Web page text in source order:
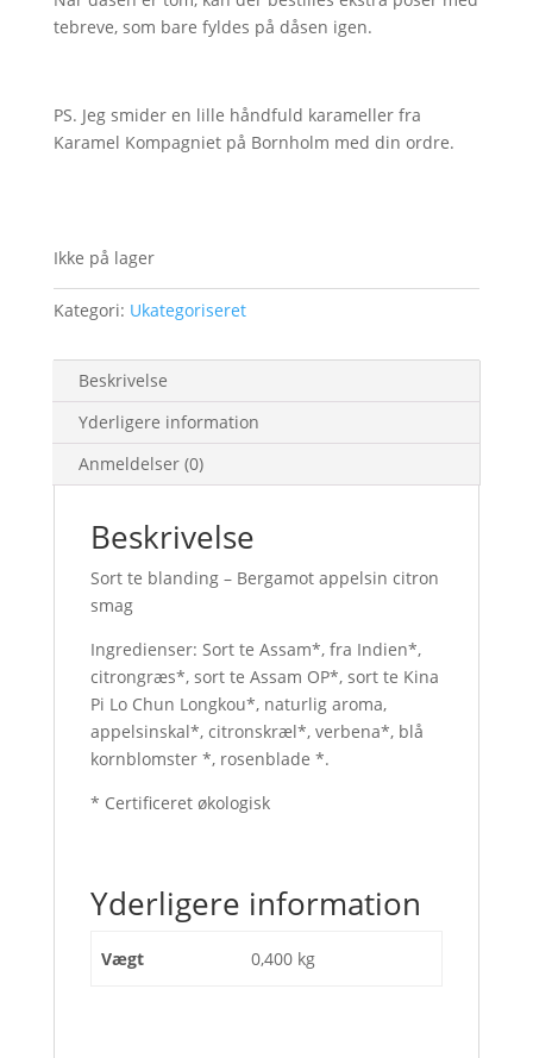
tebreve, som bare fyldes på dåsen igen.
PS. Jeg smider en lille håndfuld karameller fra
Karamel Kompagniet på Bornholm med din ordre.
Ikke på lager
Kategori: Ukategoriseret
Beskrivelse
Yderligere information
Anmeldelser (0)
Beskrivelse
Sort te blanding – Bergamot appelsin citron
smag
Ingredienser: Sort te Assam*, fra Indien*,
citrongræs*, sort te Assam OP*, sort te Kina
Pi Lo Chun Longkou*, naturlig aroma,
appelsinskal*, citronskræl*, verbena*, blå
kornblomster *, rosenblade *.
* Certificeret økologisk
Yderligere information
Vægt 0,400 kg